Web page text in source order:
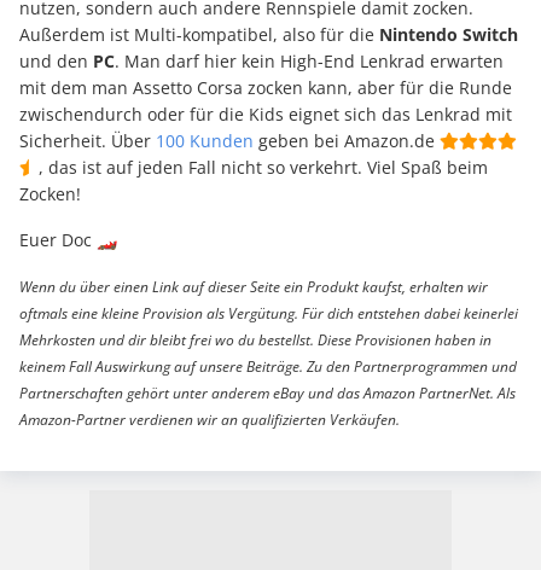
nutzen, sondern auch andere Rennspiele damit zocken.
Außerdem ist Multi-kompatibel, also für die Nintendo Switch
und den PC. Man darf hier kein High-End Lenkrad erwarten
mit dem man Assetto Corsa zocken kann, aber für die Runde
zwischendurch oder für die Kids eignet sich das Lenkrad mit
Sicherheit. Über 100 Kunden geben bei Amazon.de
, das ist auf jeden Fall nicht so verkehrt. Viel Spaß beim
Zocken!
Euer Doc 🏎
Wenn du über einen Link auf dieser Seite ein Produkt kaufst, erhalten wir
oftmals eine kleine Provision als Vergütung. Für dich entstehen dabei keinerlei
Mehrkosten und dir bleibt frei wo du bestellst. Diese Provisionen haben in
keinem Fall Auswirkung auf unsere Beiträge. Zu den Partnerprogrammen und
Partnerschaften gehört unter anderem eBay und das Amazon PartnerNet. Als
Amazon-Partner verdienen wir an qualifizierten Verkäufen.